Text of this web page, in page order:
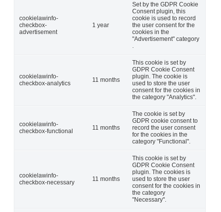
cookielawinfo-
checkbox-
advertisement
1 year
Set by the GDPR Cookie
Consent plugin, this
cookie is used to record
the user consent for the
cookies in the
"Advertisement" category
cookielawinfo-
checkbox-analytics
11 months
This cookie is set by
GDPR Cookie Consent
plugin. The cookie is
used to store the user
consent for the cookies in
the category "Analytics".
cookielawinfo-
checkbox-functional
11 months
The cookie is set by
GDPR cookie consent to
record the user consent
for the cookies in the
category "Functional".
cookielawinfo-
checkbox-necessary
11 months
This cookie is set by
GDPR Cookie Consent
plugin. The cookies is
used to store the user
consent for the cookies in
the category
"Necessary".